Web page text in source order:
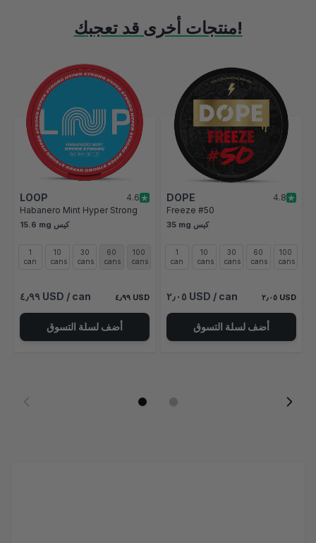
منتجات أخرى قد تعجبك!
اضغط لتخطي العرض المتحرك
اضغط للانتقال إلى التنقل في القائمة المتحركة
LOOP
4.6
Habanero Mint Hyper Strong
15.6 mg كيس
1
can
10
cans
30
cans
60
cans
100
cans
٤٫٩٩ USD / can ٤٫٩٩ USD
أضف لسلة التسوق
DOPE
4.8
Freeze #50
35 mg كيس
1
can
10
cans
30
cans
60
cans
100
cans
٢٫٠٥ USD / can ٢٫٠٥ USD
أضف لسلة التسوق